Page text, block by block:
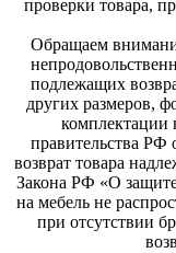
проверки товара,
Обращаем
подлежащих
других размеров,
комплектации
правительства РФ
возврат товара
Закона РФ «О
на мебель не
при отсутствии